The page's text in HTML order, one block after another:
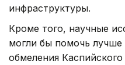
инфраструктуры.
Кроме того, научные
могли бы помочь
обмеления